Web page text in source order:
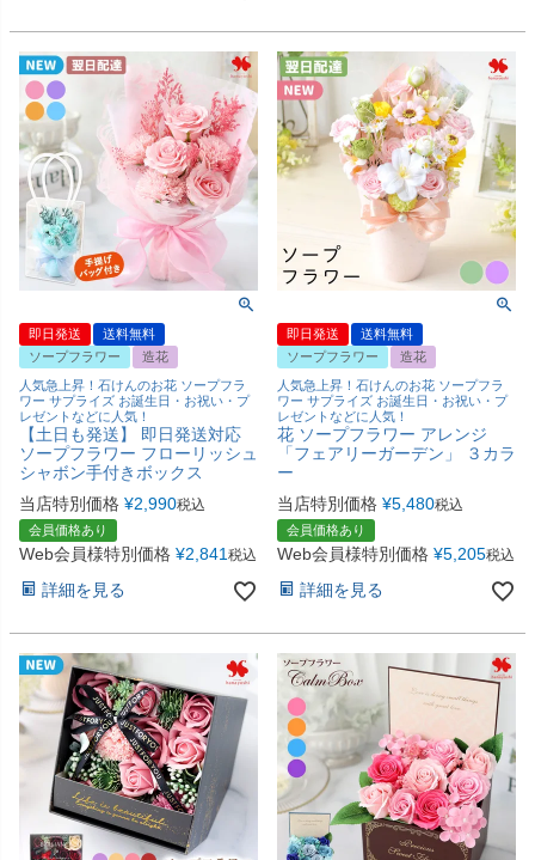
即日発送
送料無料
ソープフラワー
造花
人気急上昇！石けんのお花 ソープフラ
ワー サプライズ お誕生日・お祝い・プ
レゼントなどに人気！
【土日も発送】 即日発送対応
ソープフラワー フローリッシュ
シャボン手付きボックス
当店特別価格 ¥2,990税込
会員価格あり
Web会員様特別価格 ¥2,841 税込
詳細を見る
即日発送
送料無料
ソープフラワー
造花
人気急上昇！石けんのお花 ソープフラ
ワー サプライズ お誕生日・お祝い・プ
レゼントなどに人気！
花 ソープフラワー アレンジ
「フェアリーガーデン」 ３カラ
ー
当店特別価格 ¥5,480税込
会員価格あり
Web会員様特別価格 ¥5,205税込
詳細を見る